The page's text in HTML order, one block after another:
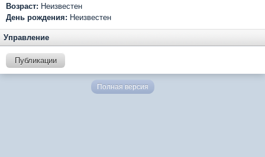
Возраст: Неизвестен
День рождения: Неизвестен
Управление
Публикации
Полная версия